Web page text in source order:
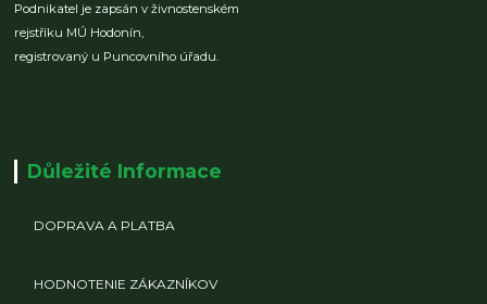
Podnikatel je zapsán v živnostenském
rejstříku MÚ Hodonín,
registrovaný u Puncovního úřadu.
Důležité Informace
DOPRAVA A PLATBA
HODNOTENIE ZÁKAZNÍKOV